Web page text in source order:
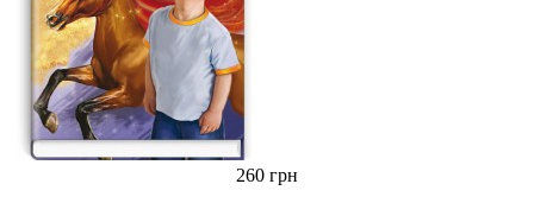
260 грн